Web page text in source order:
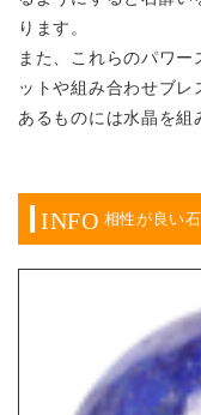
ります。
また、これらのパワ
ットや組み合わせブ
あるものには水晶を組
INFO 相性が良い